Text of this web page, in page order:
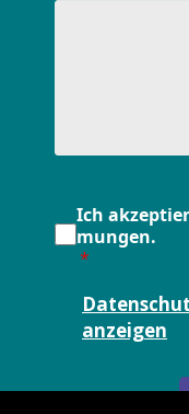
Ich
mun­gen.
anzeigen